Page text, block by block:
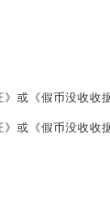
或《假币没收收
或《假币没收收